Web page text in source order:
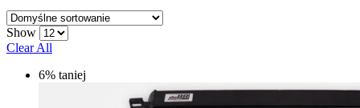
Show
Clear All
6% taniej